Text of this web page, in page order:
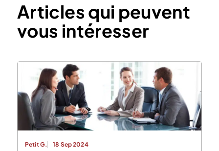
Articles qui peuvent
vous intéresser
Petit G. 18 Sep 2024